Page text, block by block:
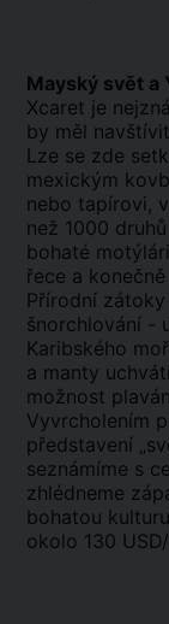
Mayský svět a
Xcaret je
by měl
Lze se zde
mexickým
nebo tapírovi,
než 1000
bohaté
řece a
Přírodní
šnorchlování -
Karibského
a manty
možnost
Vyvrcholením
představení
seznámíme s
zhlédneme
bohatou
okolo 130